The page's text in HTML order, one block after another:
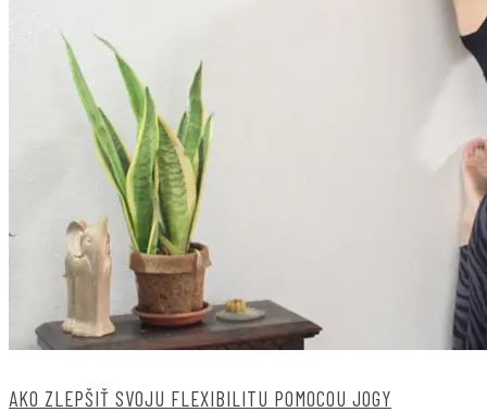
AKO ZLEPŠIŤ SVOJU FLEXIBILITU POMOCOU JOGY